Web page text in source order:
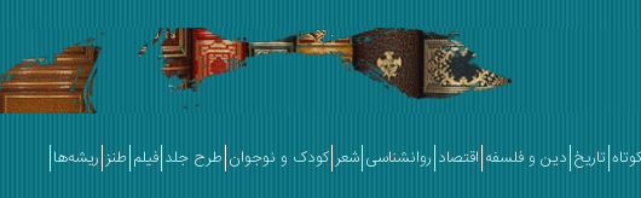
تاریخ دین و فلسفه اقتصاد روانشناسی شعر کودک و نوجوان طرح جلد فیلم طنز ریشه‌ها